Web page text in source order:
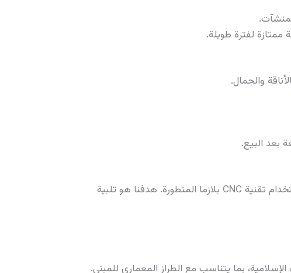
لفترة طويلة.
والجمال.
بعد البيع.
في ورشة “بلازما البرج”، نقدم مجموعة متنوعة من الخدمات المتخصصة في تصنيع الشبابيك الخارجية باستخدام تقنية CNC بلازما المتطورة. هدفنا هو تلبية
بما يتناسب مع الطراز المعماري للمبنى.